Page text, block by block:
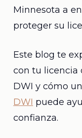
Minnesota a
proteger su
Este blog te
con tu licencia
DWI y cómo un
DWI puede
confianza.